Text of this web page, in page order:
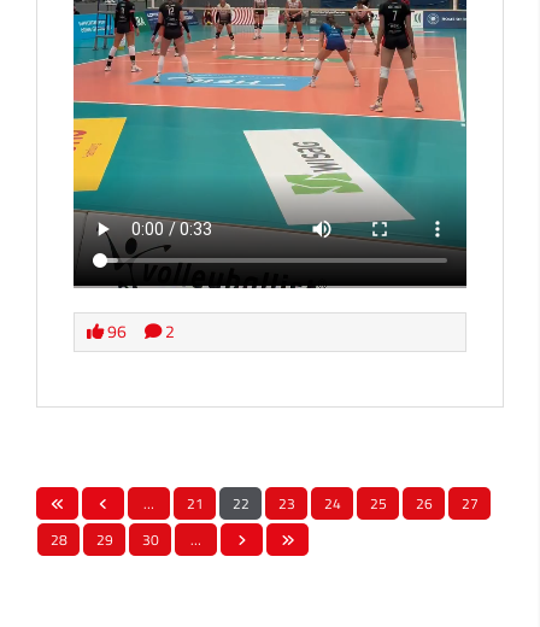
96 2
… 21 22 23 24 25 26
27
28
29 30 …